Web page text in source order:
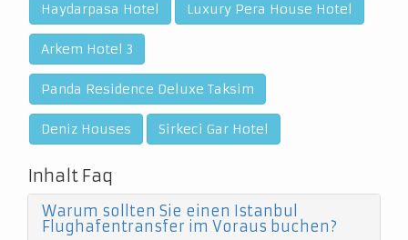
Haydarpasa Hotel Luxury Pera House Hotel
Arkem Hotel 3
Panda Residence Deluxe Taksim
Deniz Houses Sirkeci Gar Hotel
Inhalt Faq
Warum sollten Sie einen Istanbul
Flughafentransfer im Voraus buchen?